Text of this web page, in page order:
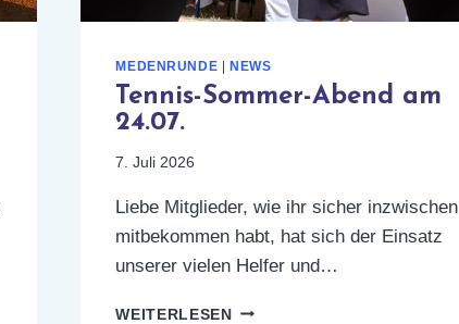
MEDENRUNDE NEWS
Tennis-Sommer-Abend am
24.07.
7. Juli 2026
Liebe Mitglieder, wie ihr sicher inzwischen
mitbekommen habt, hat sich der Einsatz
unserer vielen Helfer und…
WEITERLESENTENNIS-